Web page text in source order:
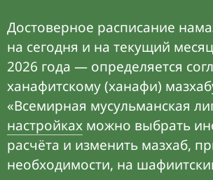
Достоверное расписание
на сегодня и на текущий
2026 года — определяется
ханафитскому (ханафи)
«Всемирная мусульманская
настройках можно выбрать
расчёта и изменить мазхаб,
необходимости, на